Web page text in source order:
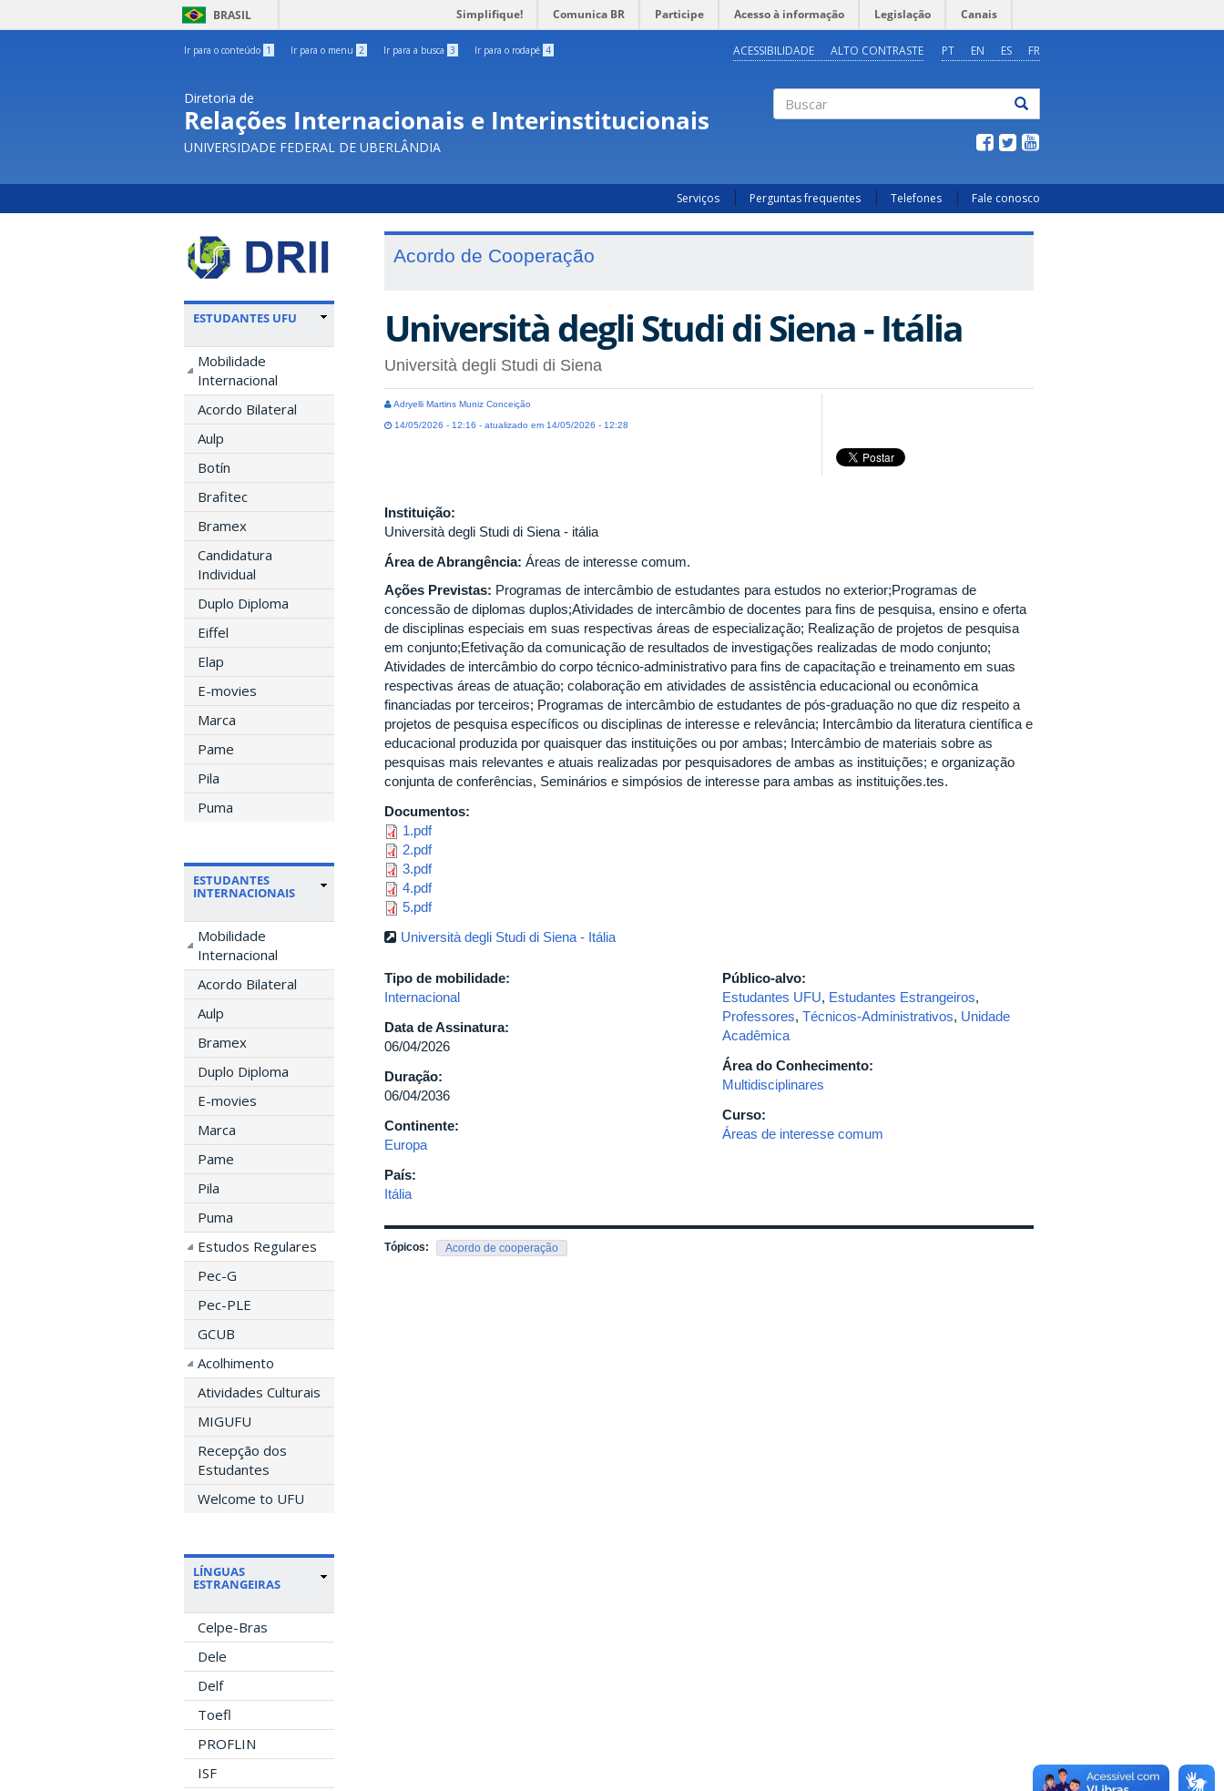
BRASIL Simplifique! Comunica BR Participe Acesso à informação Legislação Canais
Ir para o conteúdo 1 Ir para o menu 2 Ir para a busca 3 Ir para o rodapé 4 PT EN ES FR
ACESSIBILIDADE ALTO CONTRASTE
Diretoria de
Relações Internacionais e Interinstitucionais
UNIVERSIDADE FEDERAL DE UBERLÂNDIA
Serviços Perguntas frequentes Telefones Fale conosco
ESTUDANTES UFU
Mobilidade
Internacional
Acordo Bilateral
Aulp
Botín
Brafitec
Bramex
Candidatura
Individual
Duplo Diploma
Eiffel
Elap
E-movies
Marca
Pame
Pila
Puma
ESTUDANTES
INTERNACIONAIS
Mobilidade
Internacional
Acordo Bilateral
Aulp
Bramex
Duplo Diploma
E-movies
Marca
Pame
Pila
Puma
Estudos Regulares
Pec-G
Pec-PLE
GCUB
Acolhimento
Atividades Culturais
MIGUFU
Recepção dos
Estudantes
Welcome to UFU
LÍNGUAS
ESTRANGEIRAS
Celpe-Bras
Dele
Delf
Toefl
PROFLIN
ISF
Acordo de Cooperação
Università degli Studi di Siena - Itália
Università degli Studi di Siena
Adryelli Martins Muniz Conceição
14/05/2026 - 12:16 - atualizado em 14/05/2026 - 12:28
Instituição:
Università degli Studi di Siena - itália
Área de Abrangência: Áreas de interesse comum.
Ações Previstas: Programas de intercâmbio de estudantes para estudos no exterior;Programas de
concessão de diplomas duplos;Atividades de intercâmbio de docentes para fins de pesquisa, ensino e oferta
de disciplinas especiais em suas respectivas áreas de especialização; Realização de projetos de pesquisa
em conjunto;Efetivação da comunicação de resultados de investigações realizadas de modo conjunto;
Atividades de intercâmbio do corpo técnico-administrativo para fins de capacitação e treinamento em suas
respectivas áreas de atuação; colaboração em atividades de assistência educacional ou econômica
financiadas por terceiros; Programas de intercâmbio de estudantes de pós-graduação no que diz respeito a
projetos de pesquisa específicos ou disciplinas de interesse e relevância; Intercâmbio da literatura científica e
educacional produzida por quaisquer das instituições ou por ambas; Intercâmbio de materiais sobre as
pesquisas mais relevantes e atuais realizadas por pesquisadores de ambas as instituições; e organização
conjunta de conferências, Seminários e simpósios de interesse para ambas as instituições.tes.
Documentos:
1.pdf
2.pdf
3.pdf
4.pdf
5.pdf
Università degli Studi di Siena - Itália
Tipo de mobilidade:
Internacional
Data de Assinatura:
06/04/2026
Duração:
06/04/2036
Continente:
Europa
País:
Itália
Público-alvo:
Estudantes UFU, Estudantes Estrangeiros,
Professores,Técnicos-Administrativos, Unidade
Acadêmica
Área do Conhecimento:
Multidisciplinares
Curso:
Áreas de interesse comum
Tópicos: Acordo de cooperação